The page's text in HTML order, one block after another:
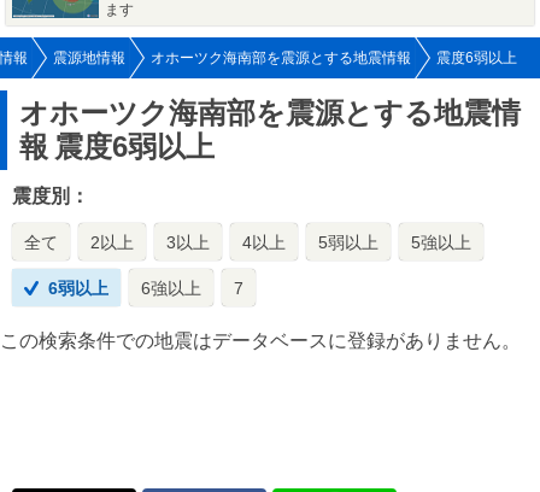
ます
報 震源地情報 オホーツク海南部を震源とする地震情報 震度6弱以上
オホーツク海南部を震源とする地震情
報 震度6弱以上
震度別：
全て 2以上 3以上 4以上 5弱以上 5強以上
6弱以上 6強以上 7
この検索条件での地震はデータベースに登録がありません。